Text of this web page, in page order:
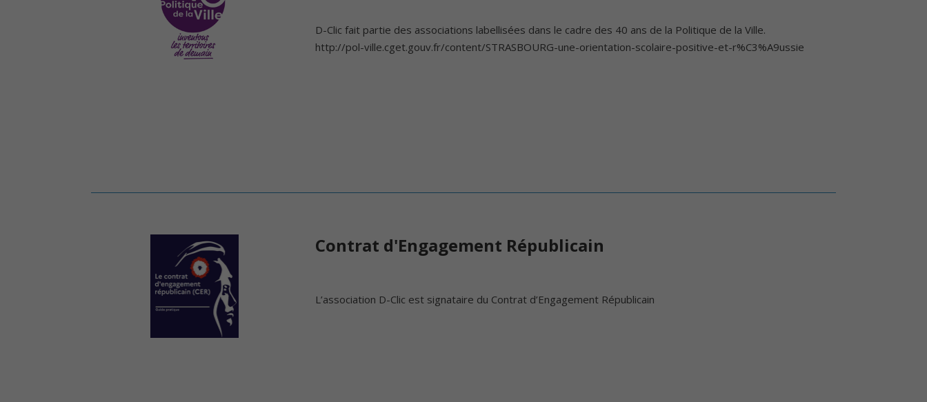
D-Clic fait partie des associations labellisées dans le cadre des 40 ans de la Politique de la Ville.
http://pol-ville.cget.gouv.fr/content/STRASBOURG-une-orientation-scolaire-positive-et-r%C3%A9ussie
Contrat d'Engagement Républicain
L’association D-Clic est signataire du Contrat d’Engagement Républicain